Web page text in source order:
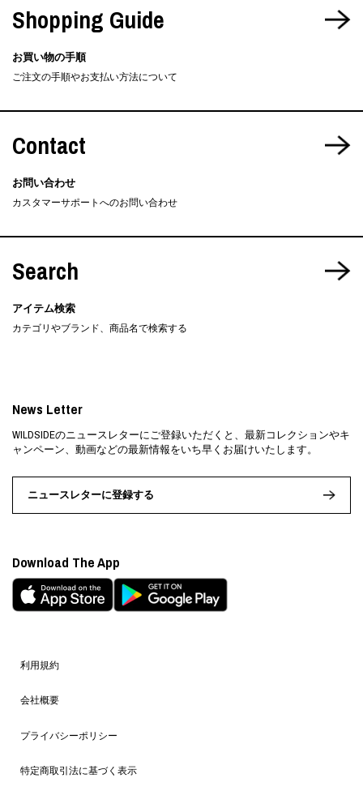
Shopping Guide
お買い物の手順
ご注文の手順やお支払い方法について
Contact
お問い合わせ
カスタマーサポートへのお問い合わせ
Search
アイテム検索
カテゴリやブランド、商品名で検索する
利用規約
会社概要
プライバシーポリシー
特定商取引法に基づく表示
News Letter
WILDSIDEのニュースレターにご登録いただくと、最新コレクションやキ
ャンペーン、動画などの最新情報をいち早くお届けいたします。
ニュースレターに登録する
Download The App